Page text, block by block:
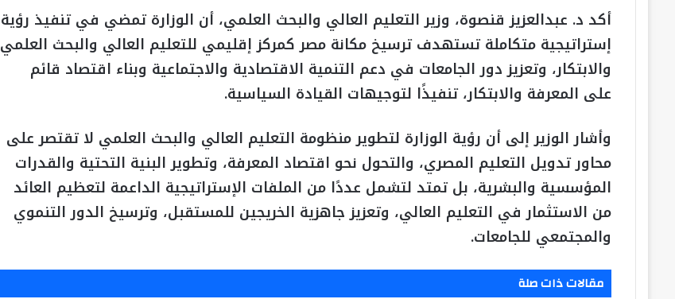
أكد د. عبدالعزيز قنصوة، وزير التعليم العالي والبحث العلمي، أن الوزارة تمضي في تنفيذ رؤية
إستراتيجية متكاملة تستهدف ترسيخ مكانة مصر كمركز إقليمي للتعليم العالي والبحث العلمي
والابتكار، وتعزيز دور الجامعات في دعم التنمية الاقتصادية والاجتماعية وبناء اقتصاد قائم
على المعرفة والابتكار، تنفيذًا لتوجيهات القيادة السياسية.
وأشار الوزير إلى أن رؤية الوزارة لتطوير منظومة التعليم العالي والبحث العلمي لا تقتصر على
محاور تدويل التعليم المصري، والتحول نحو اقتصاد المعرفة، وتطوير البنية التحتية والقدرات
المؤسسية والبشرية، بل تمتد لتشمل عددًا من الملفات الإستراتيجية الداعمة لتعظيم العائد
من الاستثمار في التعليم العالي، وتعزيز جاهزية الخريجين للمستقبل، وترسيخ الدور التنموي
والمجتمعي للجامعات.
مقالات ذات صلة